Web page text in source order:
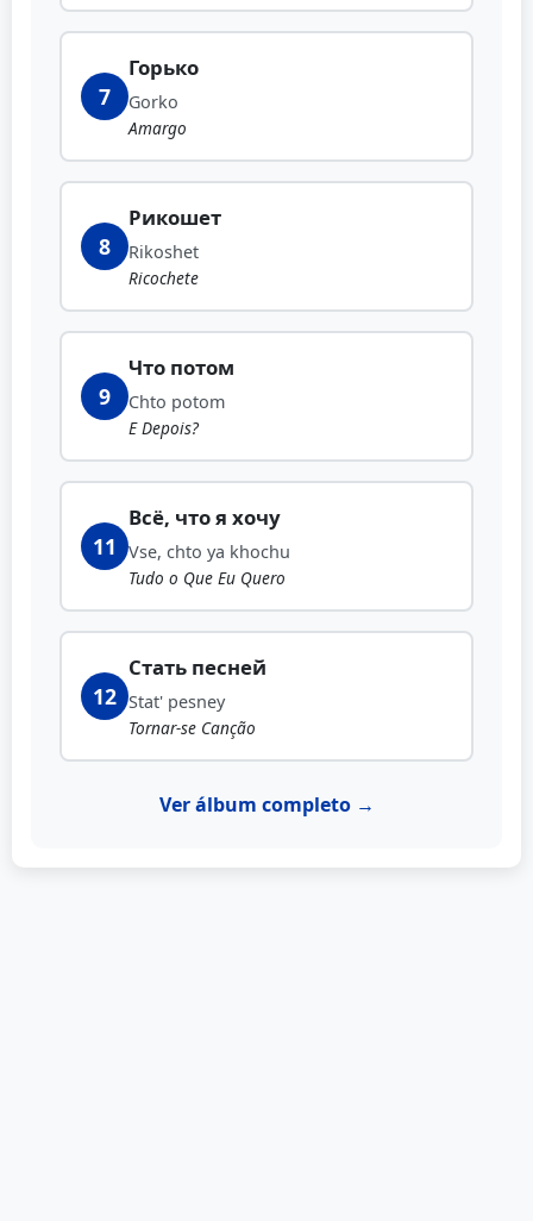
7
Горько
Gorko
Amargo
8
Рикошет
Rikoshet
Ricochete
9
Что потом
Chto potom
E Depois?
11
Всё, что я хочу
Vse, chto ya khochu
Tudo o Que Eu Quero
12
Стать песней
Stat' pesney
Tornar-se Canção
Ver álbum completo →